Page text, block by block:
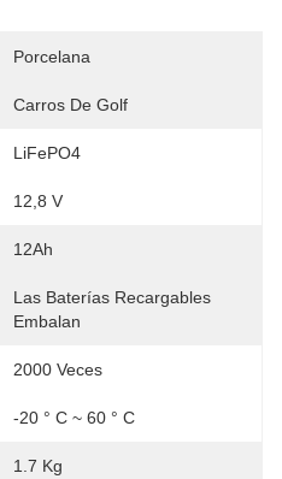
Porcelana
Carros De Golf
LiFePO4
12,8 V
12Ah
Las Baterías Recargables
Embalan
2000 Veces
-20 ° C ~ 60 ° C
1.7 Kg